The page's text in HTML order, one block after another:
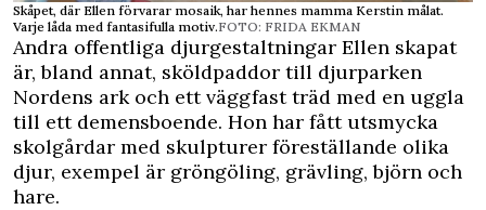
Skåpet, där Ellen förvarar mosaik, har hennes mamma Kerstin målat.
Varje låda med fantasifulla motiv.FOTO: FRIDA EKMAN
Andra offentliga djurgestaltningar Ellen skapat
är, bland annat, sköldpaddor till djurparken
Nordens ark och ett väggfast träd med en uggla
till ett demensboende. Hon har fått utsmycka
skolgårdar med skulpturer föreställande olika
djur, exempel är gröngöling, grävling, björn och
hare.